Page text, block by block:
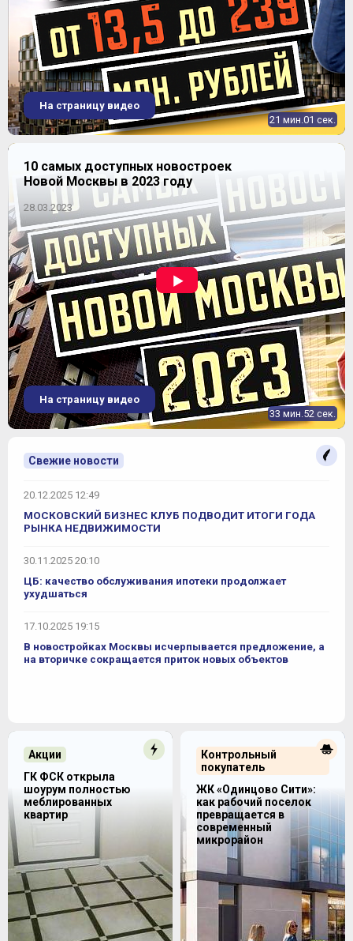
ЖК "Театральный парк"
21 мин.01 сек.
На страницу видео
10 самых доступных новостроек
Новой Москвы в 2023 году
28.03.2023
33 мин.52 сек.
На страницу видео
Свежие новости
20.12.2025 12:49
МОСКОВСКИЙ БИЗНЕС КЛУБ ПОДВОДИТ ИТОГИ ГОДА
РЫНКА НЕДВИЖИМОСТИ
30.11.2025 20:10
ЦБ: качество обслуживания ипотеки продолжает
ухудшаться
17.10.2025 19:15
В новостройках Москвы исчерпывается предложение, а
на вторичке сокращается приток новых объектов
Контрольный
покупатель
ЖК «Одинцово Сити»:
как рабочий поселок
превращается в
современный
микрорайон
Акции
ГК ФСК открыла
шоурум полностью
меблированных
квартир